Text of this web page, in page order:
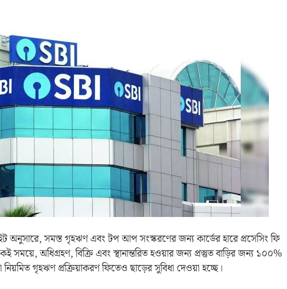
সমস্ত গৃহঋণ এবং টপ আপ সংস্করণের জন্য কার্ডের হারে প্রসেসিং ফি
অধিগ্রহণ, বিক্রি এবং স্থানান্তরিত হওয়ার জন্য প্রস্তুত বাড়ির জন্য ১০০%
নিয়মিত গৃহঋণ প্রক্রিয়াকরণ ফিতেও ছাড়ের সুবিধা দেওয়া হচ্ছে।